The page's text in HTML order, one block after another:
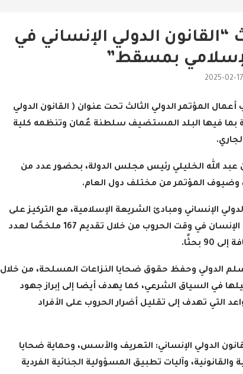
“القانون الدولي الإنساني في
بمسقط”
2025-02-17
المؤتمر الدولي الثالث تحت عنوان ( القانون الدولي
في ضوء الفقه الإسلامي ) بمشاركة 20 دولة بما فيها البلد المستضيف سلطنة عُمان وتنظمه كلية
.
عبد الله الخليلي رئيس مجلس الدولة، بحضور عدد من
وضيوف المؤتمر من مختلف دول العام.
الإنساني ومبادئ الشريعة الإسلامية، مع التركيز على
القضايا المتعلقة بالنزاعات المسلحة وحماية حقوق الإنسان في وقت الحروب من خلال تقديم 167 ملخصًا لعدد
بحثًا
.
الدولي وحفظ حقوق ضحايا النزاعات المسلحة، من خلال
في السياق الشرعي، كما يهدف أيضا إلى إبراز جهود
التي تهدف إلى تقليل أضرار الحروب على الأفراد
الدولي الإنساني: التعريف والأسس، وحماية ضحايا
وآليات تطبيق المسؤولية الجنائية الفردية